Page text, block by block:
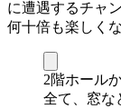
に遭遇するチャ
何十倍も楽しく
2階ホール
全て、窓な